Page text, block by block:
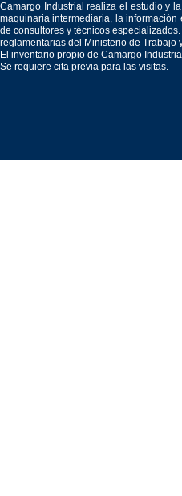
Camargo Industrial realiza el estudio y
maquinaria intermediaria, la
de consultores y técnicos
reglamentarias del Ministerio de Trabajo
El inventario propio de Camargo
Se requiere cita previa para las visitas.